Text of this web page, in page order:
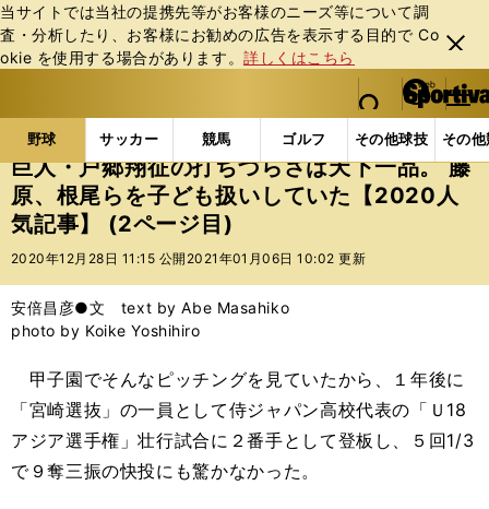
当サイトでは当社の提携先等がお客様のニーズ等について調
査・分析したり、お客様にお勧めの広告を表⽰する⽬的で Co
okie を使⽤する場合があります。詳しくはこちら
閉じ
る
web Sportiva (webスポルティーバ)
検索
マイペ
ー
ジ
メニュ
野球 サッカー 競馬 ゴルフ その他球技 その
b
ス
ポ
ル
テ
ー
バ
野球の記事一覧 プロ野球 巨人・戸郷翔征の打ちづ
巨人・戸郷翔征の打ちづらさは天下一品。 藤
原、根尾らを子ども扱いしていた【2020人
気記事】 (2ページ目)
2020年12月28日 11:15 公開 2021年01月06日 10:02 更新
安倍昌彦●文 text by Abe Masahiko
photo by Koike Yoshihiro
甲子園でそんなピッチングを見ていたから、１年後に
「宮崎選抜」の一員として侍ジャパン高校代表の「Ｕ18
アジア選手権」壮行試合に２番手として登板し、５回1/3
で９奪三振の快投にも驚かなかった。